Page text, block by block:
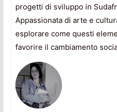
progetti di sviluppo in
Appassionata di arte e
esplorare come questi
favorire il cambiamento